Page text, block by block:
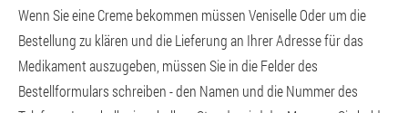
Wenn Sie eine Creme bekommen müssen Veniselle Oder um die
Bestellung zu klären und die Lieferung an Ihrer Adresse für das
Medikament auszugeben, müssen Sie in die Felder des
Bestellformulars schreiben - den Namen und die Nummer des